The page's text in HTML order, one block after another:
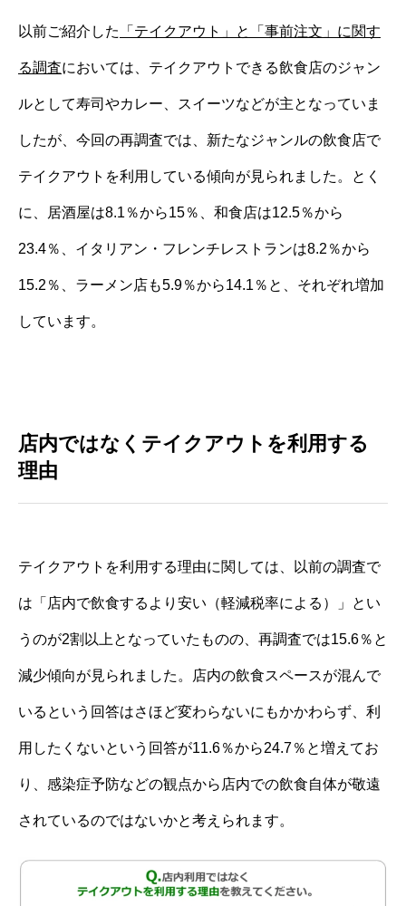
以前ご紹介した 「テイクアウト」と「事前注文」に関す
る調査においては、テイクアウトできる飲食店のジャン
ルとして寿司やカレー、スイーツなどが主となっていま
したが、今回の再調査では、新たなジャンルの飲食店で
テイクアウトを利用している傾向が見られました。とく
に、居酒屋は8.1％から15％、和食店は12.5％から
23.4％、イタリアン・フレンチレストランは8.2％から
15.2％、ラーメン店も5.9％から14.1％と、それぞれ増加
しています。
店内ではなくテイクアウトを利用する
理由
テイクアウトを利用する理由に関しては、以前の調査で
は「店内で飲食するより安い（軽減税率による）」とい
うのが2割以上となっていたものの、再調査では15.6％と
減少傾向が見られました。店内の飲食スペースが混んで
いるという回答はさほど変わらないにもかかわらず、利
用したくないという回答が11.6％から24.7％と増えてお
り、感染症予防などの観点から店内での飲食自体が敬遠
されているのではないかと考えられます。